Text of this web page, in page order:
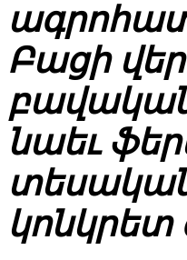
Բացի
նաեւ
տեսական
կոնկրետ